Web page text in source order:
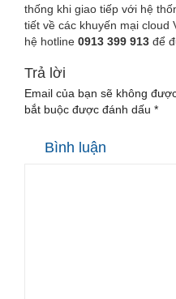
thống khi giao tiếp với hệ
tiết về các khuyến mại cloud
hệ hotline 0913 399 913 để
Trả lời
Email của bạn sẽ không
bắt buộc được đánh dấu *
Bình luận